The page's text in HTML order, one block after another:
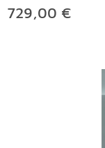
729,00 €